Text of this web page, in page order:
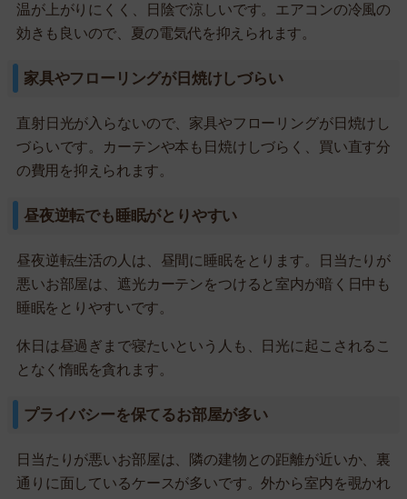
温が上がりにくく、日陰で涼しいです。エアコンの冷風の
効きも良いので、夏の電気代を抑えられます。
家具やフローリングが日焼けしづらい
直射日光が入らないので、家具やフローリングが日焼けし
づらいです。カーテンや本も日焼けしづらく、買い直す分
の費用を抑えられます。
昼夜逆転でも睡眠がとりやすい
昼夜逆転生活の人は、昼間に睡眠をとります。日当たりが
悪いお部屋は、遮光カーテンをつけると室内が暗く日中も
睡眠をとりやすいです。
休日は昼過ぎまで寝たいという人も、日光に起こされるこ
となく惰眠を貪れます。
プライバシーを保てるお部屋が多い
日当たりが悪いお部屋は、隣の建物との距離が近いか、裏
通りに面しているケースが多いです。外から室内を覗かれ